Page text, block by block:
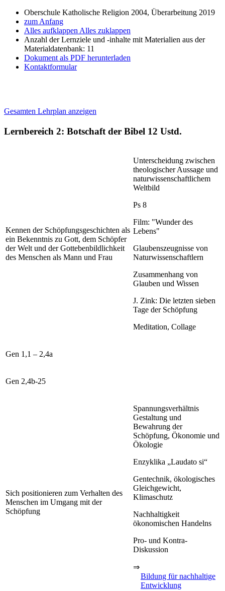
Oberschule Katholische Religion 2004, Überarbeitung 2019
zum Anfang
Alles aufklappen Alles zuklappen
Anzahl der Lernziele und -inhalte mit Materialien aus der
Materialdatenbank: 11
Dokument als PDF herunterladen
Kontaktformular
Gesamten Lehrplan anzeigen
Lernbereich 2: Botschaft der Bibel 12 Ustd.
Kennen der Schöpfungsgeschichten als
ein Bekenntnis zu Gott, dem Schöpfer
der Welt und der Gottebenbildlichkeit
des Menschen als Mann und Frau
Unterscheidung zwischen
theologischer Aussage und
naturwissenschaftlichem
Weltbild
Ps 8
Film: "Wunder des
Lebens"
Glaubenszeugnisse von
Naturwissenschaftlern
Zusammenhang von
Glauben und Wissen
J. Zink: Die letzten sieben
Tage der Schöpfung
Meditation, Collage
Gen 1,1 – 2,4a
Gen 2,4b-25
Sich positionieren zum Verhalten des
Menschen im Umgang mit der
Schöpfung
Spannungsverhältnis
Gestaltung und
Bewahrung der
Schöpfung, Ökonomie und
Ökologie
Enzyklika „Laudato si“
Gentechnik, ökologisches
Gleichgewicht,
Klimaschutz
Nachhaltigkeit
ökonomischen Handelns
Pro- und Kontra-
Diskussion
⇒
Bildung für nachhaltige
Entwicklung